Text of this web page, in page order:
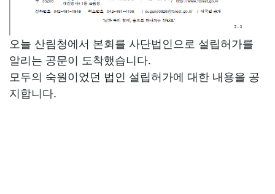
오늘 산림청에서 본회를 사단법인으로 설립허가를
알리는 공문이 도착했습니다.
모두의 숙원이었던 법인 설립허가에 대한 내용을 공
지합니다.